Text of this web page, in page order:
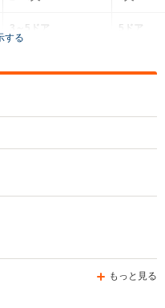
3～5ドア
全高
5ドア
全
する
もっと見る